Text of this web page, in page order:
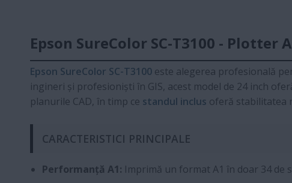
Epson SureColor SC-T3100 - Plotter
Epson SureColor SC-T3100 este alegerea profesională
ingineri și profesioniști în GIS, acest model de 24 inch
planurile CAD, în timp ce standul inclus oferă stabilitatea
CARACTERISTICI PRINCIPALE
Performanță A1: Imprimă un format A1 în doar 34 de